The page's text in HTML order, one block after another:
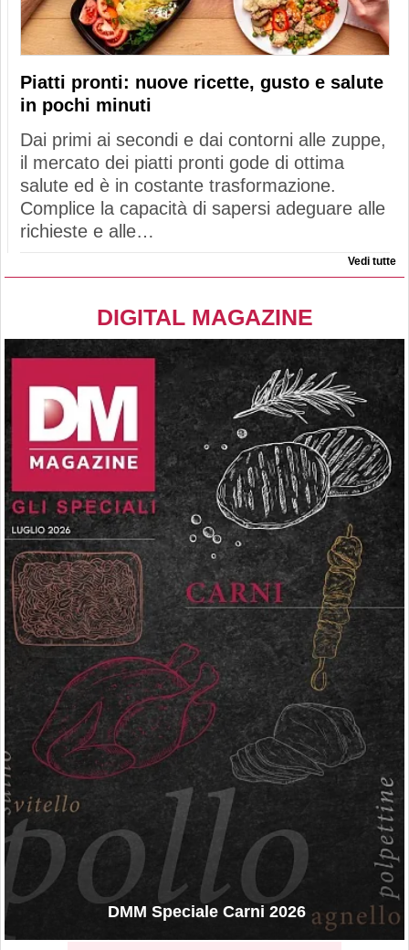
Piatti pronti: nuove ricette, gusto e salute
in pochi minuti
Dai primi ai secondi e dai contorni alle zuppe,
il mercato dei piatti pronti gode di ottima
salute ed è in costante trasformazione.
Complice la capacità di sapersi adeguare alle
richieste e alle…
Vedi tutte
DIGITAL MAGAZINE
DMM Speciale Carni 2026